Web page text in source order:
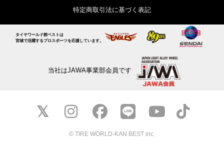
特定商取引法に基づく表記
タイヤワールド館ベストは
宮城で活躍するプロスポーツを応援しています。
当社はJAWA事業部会員です
© TIRE WORLD-KAN BEST inc.